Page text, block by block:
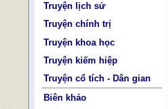
Truyện lịch sử
Truyện chính trị
Truyện khoa học
Truyện kiếm hiệp
Truyện cổ tích - Dân gian
Biên khảo